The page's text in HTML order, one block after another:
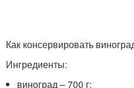
Как консервировать
Ингредиенты:
виноград – 700 г;